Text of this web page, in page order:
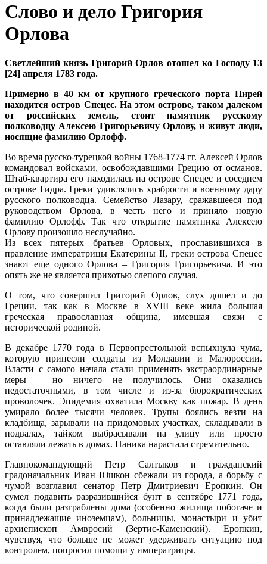
Слово и дело Григория
Орлова
Светлейший князь Григорий Орлов отошел ко Господу 13
[24] апреля 1783 года.
Примерно в 40 км от крупного греческого порта Пирей
находится остров Спецес. На этом острове, таком далеком
от российских земель, стоит памятник русскому
полководцу Алексею Григорьевичу Орлову, и живут люди,
носящие фамилию Орлофф.
Во время русско-турецкой войны 1768-1774 гг. Алексей Орлов
командовал войсками, освобождавшими Грецию от османов.
Штаб-квартира его находилась на острове Спецес и соседнем
острове Гидра. Греки удивлялись храбрости и военному дару
русского полководца. Семейство Лазару, сражавшееся под
руководством Орлова, в честь него и приняло новую
фамилию Орлофф. Так что открытие памятника Алексею
Орлову произошло неслучайно.
Из всех пятерых братьев Орловых, прославившихся в
правление императрицы Екатерины II, греки острова Спецес
знают еще одного Орлова – Григория Григорьевича. И это
опять же не является прихотью слепого случая.
О том, что совершил Григорий Орлов, слух дошел и до
Греции, так как в Москве в XVIII веке жила большая
греческая православная община, имевшая связи с
исторической родиной.
В декабре 1770 года в Первопрестольной вспыхнула чума,
которую принесли солдаты из Молдавии и Малороссии.
Власти с самого начала стали применять экстраординарные
меры – но ничего не получилось. Они оказались
недостаточными, в том числе и из-за бюрократических
проволочек. Эпидемия охватила Москву как пожар. В день
умирало более тысячи человек. Трупы боялись везти на
кладбища, зарывали на придомовых участках, складывали в
подвалах, тайком выбрасывали на улицу или просто
оставляли лежать в домах. Паника нарастала стремительно.
Главнокомандующий Петр Салтыков и гражданский
градоначальник Иван Юшкон сбежали из города, а борьбу с
чумой возглавил сенатор Петр Дмитриевич Еропкин. Он
сумел подавить разразившийся бунт в сентябре 1771 года,
когда были разграблены дома (особенно жилища побогаче и
принадлежащие иноземцам), больницы, монастыри и убит
архиепископ Амвросий (Зертис-Каменский). Еропкин,
чувствуя, что больше не может удерживать ситуацию под
контролем, попросил помощи у императрицы.